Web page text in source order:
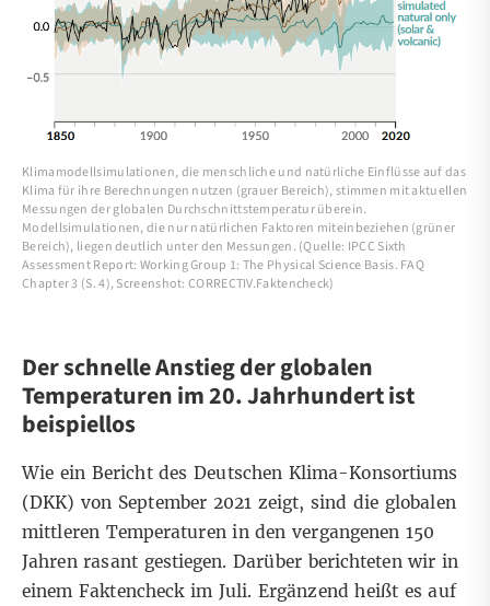
Klimamodellsimulationen, die menschliche und natürliche Einflüsse auf das
Klima für ihre Berechnungen nutzen (grauer Bereich), stimmen mit aktuellen
Messungen der globalen Durchschnittstemperatur überein.
Modellsimulationen, die nur natürlichen Faktoren miteinbeziehen (grüner
Bereich), liegen deutlich unter den Messungen. (Quelle: IPCC Sixth
Assessment Report: Working Group 1: The Physical Science Basis. FAQ
Chapter 3 (S. 4), Screenshot: CORRECTIV.Faktencheck)
Der schnelle Anstieg der globalen
Temperaturen im 20. Jahrhundert ist
beispiellos
Wie ein Bericht des Deutschen Klima-Konsortiums
(DKK) von September 2021 zeigt, sind die globalen
mittleren Temperaturen in den vergangenen 150
Jahren rasant gestiegen. Darüber berichteten wir in
einemFaktencheck im Juli. Ergänzend heißt es auf